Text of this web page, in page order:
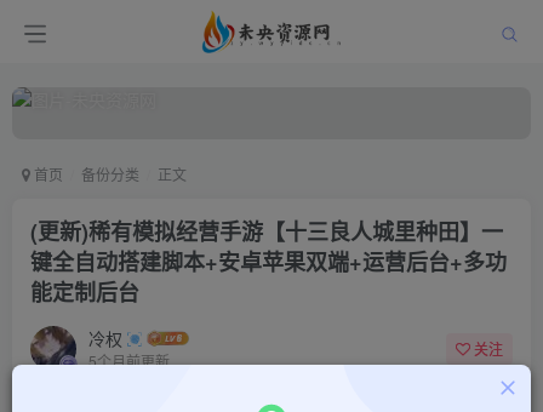
首页 备份分类 正文
(更新)稀有模拟经营手游【十三良人城里种田】一
键全自动搭建脚本+安卓苹果双端+运营后台+多功
能定制后台
冷权
5个月前更新
关注